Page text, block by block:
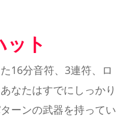
ト
16分音符、3連符、ロ
なたはすでにしっかり
ーンの武器を持ってい